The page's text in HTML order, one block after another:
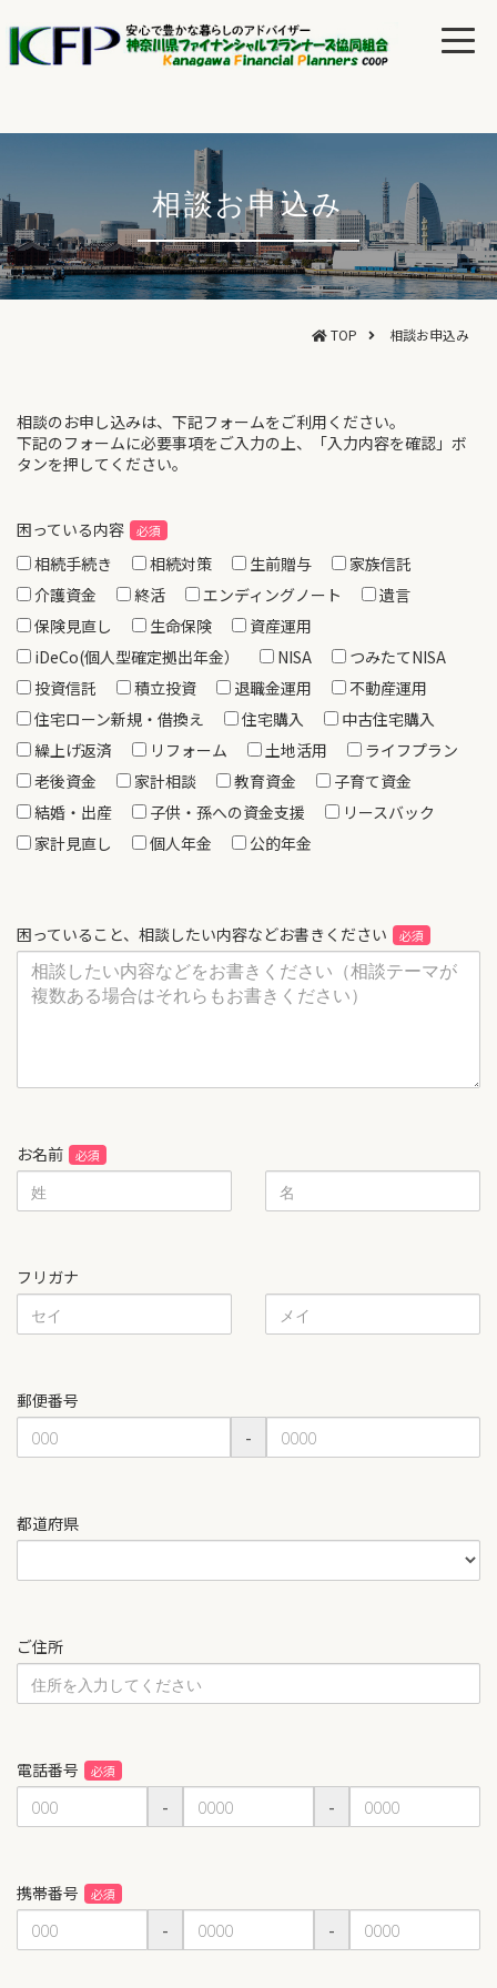
相談お申込み
TOP 相談お申込み
相談のお申し込みは、下記フォームをご利用ください。
下記のフォームに必要事項をご入力の上、「入力内容を確認」ボ
タンを押してください。
困っている内容
相続手続き
相続対策 生前贈与
家族信託
介護資金
終活 エンディングノート
遺言
保険見直し
生命保険
資産運用
iDeCo(個人型確定拠出年金）
NISA
つみたてNISA
投資信託
積立投資 退職金運用
不動産運用
住宅ローン新規・借換え
住宅購入
中古住宅購入
繰上げ返済
リフォーム 土地活用
ライフプラン
老後資金
家計相談 教育資金
子育て資金
結婚・出産
子供・孫への資金支援
リースバック
家計見直し
個人年金 公的年金
困っていること、相談したい内容などお書きください
お名前
フリガナ
郵便番号
-
都道府県
ご住所
電話番号
- -
携帯番号
- -